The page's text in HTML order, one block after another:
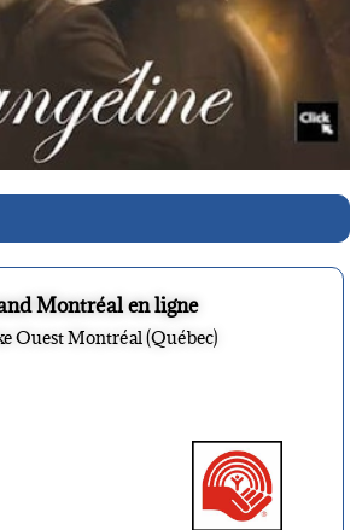
Montréal en ligne
Ouest Montréal (Québec)